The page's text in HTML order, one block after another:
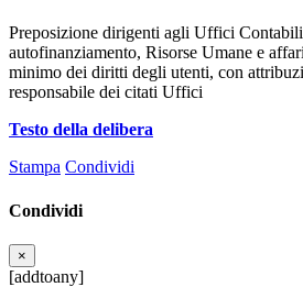
Preposizione dirigenti agli Uffici
autofinanziamento, Risorse Umane e
minimo dei diritti degli utenti, con
responsabile dei citati Uffici
Testo della delibera
Stampa Condividi
Condividi
×
[addtoany]